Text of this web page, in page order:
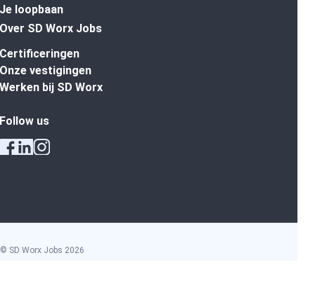
Je loopbaan
Over SD Worx Jobs
Certificeringen
Onze vestigingen
Werken bij SD Worx
Follow us
© SD Worx Jobs 2026